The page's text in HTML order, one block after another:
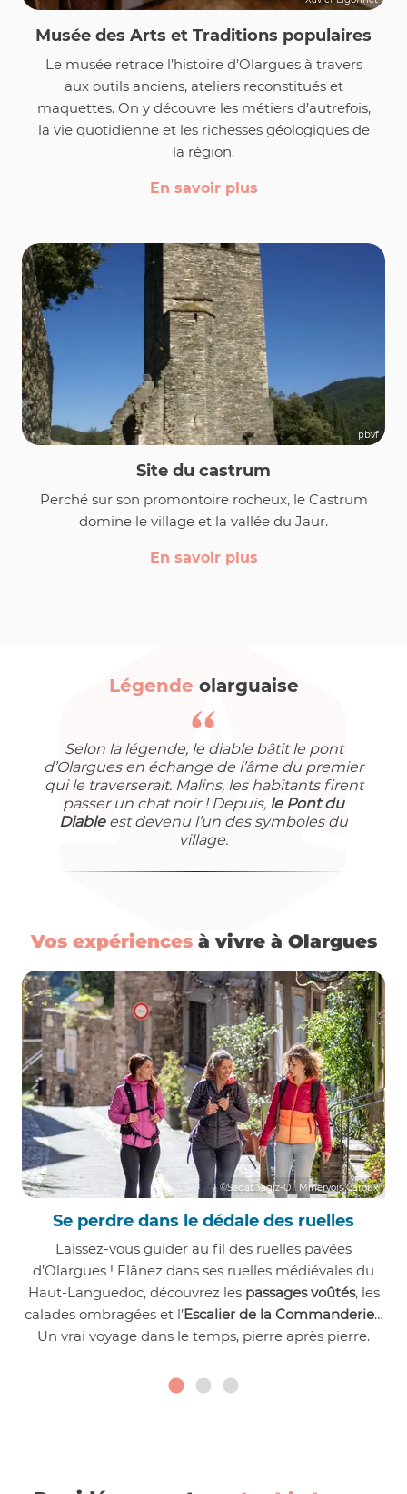
Musée des Arts et Traditions populaires
Le musée retrace l’histoire d’Olargues à travers
aux outils anciens, ateliers reconstitués et
maquettes. On y découvre les métiers d’autrefois,
la vie quotidienne et les richesses géologiques de
la région.
En savoir plus
pbvf
Site du castrum
Perché sur son promontoire rocheux, le Castrum
domine le village et la vallée du Jaur.
En savoir plus
Légende olarguaise
Selon la légende, le diable bâtit le pont
d’Olargues en échange de l’âme du premier
qui le traverserait. Malins, les habitants firent
passer un chat noir ! Depuis, le Pont du
Diableest devenu l’un des symboles du
village.
Vos expériencesà vivre à Olargues
©Sedat Yagiz-OT Minervois Caroux
Se perdre dans le dédale des ruelles
Laissez-vous guider au fil des ruelles pavées
d’Olargues ! Flânez dans ses ruelles médiévales du
Haut-Languedoc, découvrez les passages voûtés, les
calades ombragées et l’Escalier de la Commanderie…
Un vrai voyage dans le temps, pierre après pierre.